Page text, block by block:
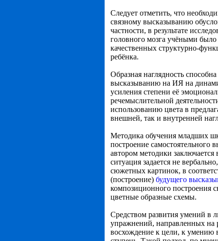
Следует отметить, что
связному высказыванию
частности, в результате
головного мозга учёными
качественных структурно-
ребёнка.
Образная наглядность
высказыванию на ИЯ на
усиления степени её
речемыслительной
использованию цвета в
внешней, так и внутренней
Методика обучения младших
построение самостоятельного
автором методики
ситуация задается не
сюжетных картинок, в
(построение) будущего
композиционного построения
цветные образные схемы.
Средством развития умений в
упражнений, направленных на
восхождение к цели, к умению